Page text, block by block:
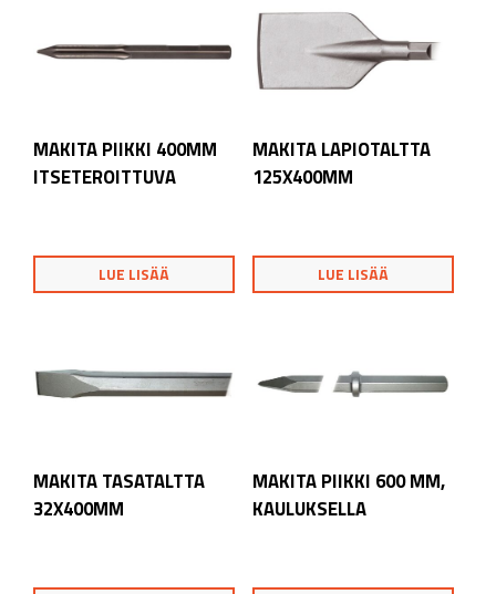
MAKITA PIIKKI 400MM
ITSETEROITTUVA
LUE LISÄÄ
MAKITA LAPIOTALTTA
125X400MM
LUE LISÄÄ
MAKITA TASATALTTA
32X400MM
MAKITA PIIKKI 600 MM,
KAULUKSELLA